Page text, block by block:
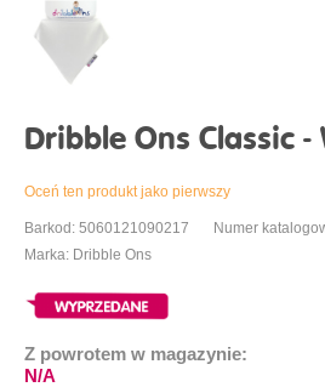
Dribble Ons Classic -
Oceń ten produkt jako pierwszy
Barkod: 5060121090217
Numer
Marka: Dribble Ons
Z powrotem w magazynie:
N/A